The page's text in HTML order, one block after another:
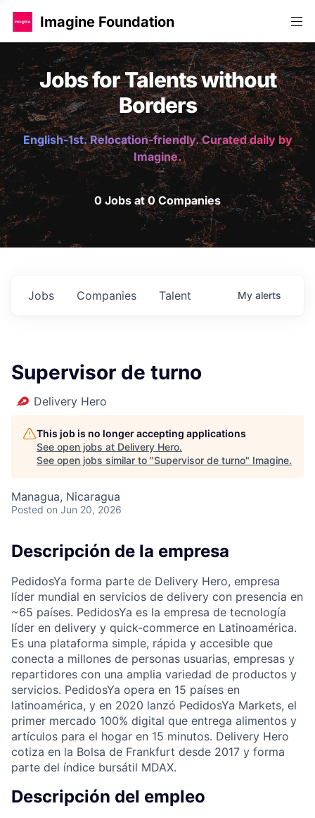
Imagine Foundation
Jobs for Talents without
Borders
English-1st. Relocation-friendly. Curated daily by
Imagine.
0 Jobs at 0 Companies
Jobs Companies Talent My alerts
Supervisor de turno
Delivery Hero
This job is no longer accepting applications
See open jobs at Delivery Hero.
See open jobs similar to "Supervisor de turno" Imagine.
Managua, Nicaragua
Posted on Jun 20, 2026
Descripción de la empresa
PedidosYa forma parte de Delivery Hero, empresa
líder mundial en servicios de delivery con presencia en
~65 países. PedidosYa es la empresa de tecnología
líder en delivery y quick-commerce en Latinoamérica.
Es una plataforma simple, rápida y accesible que
conecta a millones de personas usuarias, empresas y
repartidores con una amplia variedad de productos y
servicios. PedidosYa opera en 15 países en
latinoamérica, y en 2020 lanzó PedidosYa Markets, el
primer mercado 100% digital que entrega alimentos y
artículos para el hogar en 15 minutos. Delivery Hero
cotiza en la Bolsa de Frankfurt desde 2017 y forma
parte del índice bursátil MDAX.
Descripción del empleo